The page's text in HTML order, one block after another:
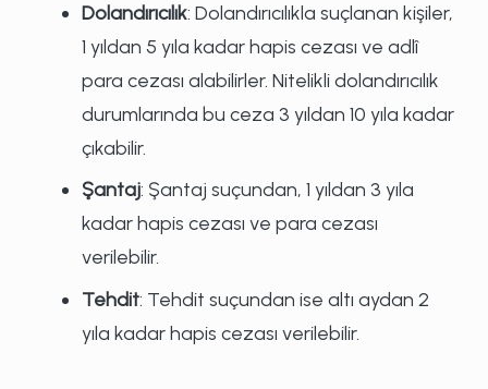
Dolandırıcılık: Dolandırıcılıkla suçlanan kişiler,
1 yıldan 5 yıla kadar hapis cezası ve adlî
para cezası alabilirler. Nitelikli dolandırıcılık
durumlarında bu ceza 3 yıldan 10 yıla kadar
çıkabilir.
Şantaj: Şantaj suçundan, 1 yıldan 3 yıla
kadar hapis cezası ve para cezası
verilebilir.
Tehdit: Tehdit suçundan ise altı aydan 2
yıla kadar hapis cezası verilebilir.